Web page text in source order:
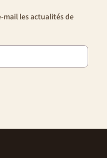
mail les actualités de